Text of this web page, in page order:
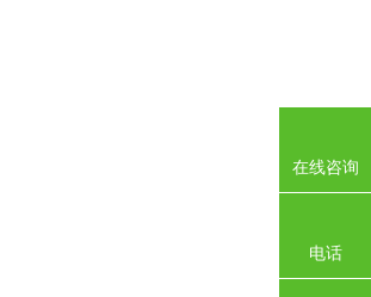
在线咨询
电话